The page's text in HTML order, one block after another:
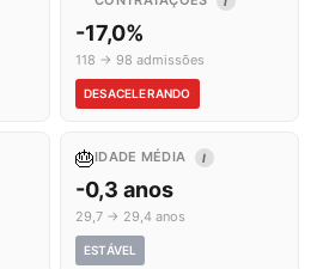
-17,0%
118 → 98 admissões
DESACELERANDO
🎂IDADE MÉDIA I
-0,3 anos
29,7 → 29,4 anos
ESTÁVEL